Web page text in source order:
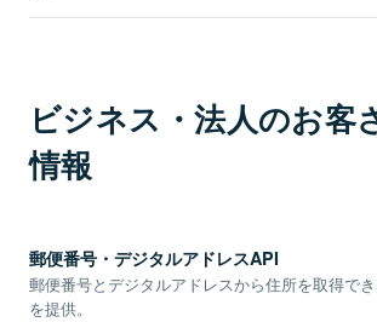
ビジネス・法人のお客
情報
郵便番号・デジタルアドレスAPI
郵便番号とデジタルアドレスから住所を取得で
を提供。